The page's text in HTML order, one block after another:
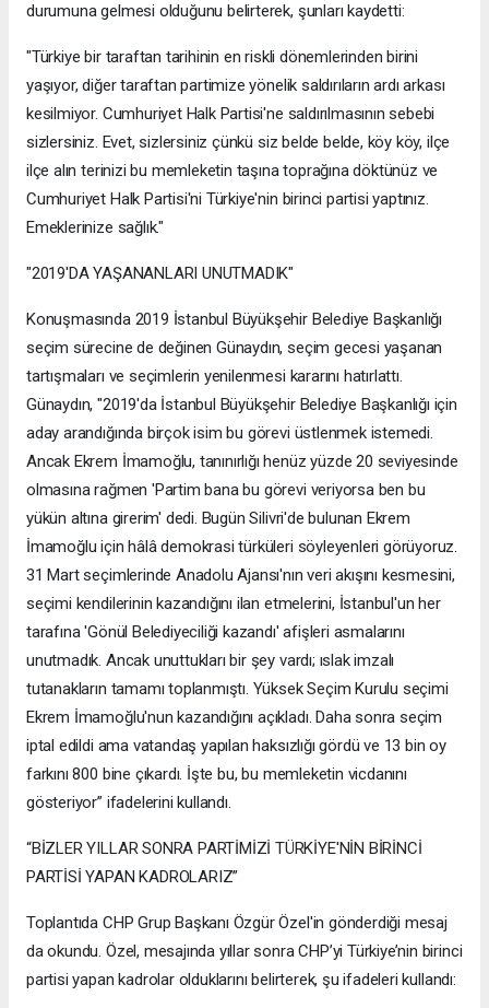
durumuna gelmesi olduğunu belirterek, şunları kaydetti:
"Türkiye bir taraftan tarihinin en riskli dönemlerinden birini
yaşıyor, diğer taraftan partimize yönelik saldırıların ardı arkası
kesilmiyor. Cumhuriyet Halk Partisi'ne saldırılmasının sebebi
sizlersiniz. Evet, sizlersiniz çünkü siz belde belde, köy köy, ilçe
ilçe alın terinizi bu memleketin taşına toprağına döktünüz ve
Cumhuriyet Halk Partisi'ni Türkiye'nin birinci partisi yaptınız.
Emeklerinize sağlık."
"2019'DA YAŞANANLARI UNUTMADIK"
Konuşmasında 2019 İstanbul Büyükşehir Belediye Başkanlığı
seçim sürecine de değinen Günaydın, seçim gecesi yaşanan
tartışmaları ve seçimlerin yenilenmesi kararını hatırlattı.
Günaydın, "2019'da İstanbul Büyükşehir Belediye Başkanlığı için
aday arandığında birçok isim bu görevi üstlenmek istemedi.
Ancak Ekrem İmamoğlu, tanınırlığı henüz yüzde 20 seviyesinde
olmasına rağmen 'Partim bana bu görevi veriyorsa ben bu
yükün altına girerim' dedi. Bugün Silivri'de bulunan Ekrem
İmamoğlu için hâlâ demokrasi türküleri söyleyenleri görüyoruz.
31 Mart seçimlerinde Anadolu Ajansı'nın veri akışını kesmesini,
seçimi kendilerinin kazandığını ilan etmelerini, İstanbul'un her
tarafına 'Gönül Belediyeciliği kazandı' afişleri asmalarını
unutmadık. Ancak unuttukları bir şey vardı; ıslak imzalı
tutanakların tamamı toplanmıştı. Yüksek Seçim Kurulu seçimi
Ekrem İmamoğlu'nun kazandığını açıkladı. Daha sonra seçim
iptal edildi ama vatandaş yapılan haksızlığı gördü ve 13 bin oy
farkını 800 bine çıkardı. İşte bu, bu memleketin vicdanını
gösteriyor” ifadelerini kullandı.
“BİZLER YILLAR SONRA PARTİMİZİ TÜRKİYE'NİN BİRİNCİ
PARTİSİ YAPAN KADROLARIZ”
Toplantıda CHP Grup Başkanı Özgür Özel'in gönderdiği mesaj
da okundu. Özel, mesajında yıllar sonra CHP’yi Türkiye’nin birinci
partisi yapan kadrolar olduklarını belirterek, şu ifadeleri kullandı: